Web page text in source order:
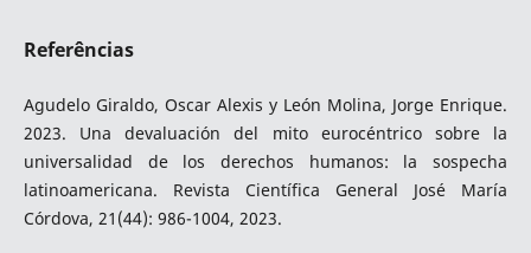
Referências
Agudelo Giraldo, Oscar Alexis y León Molina, Jorge Enrique.
2023. Una devaluación del mito eurocéntrico sobre la
universalidad de los derechos humanos: la sospecha
latinoamericana. Revista Científica General José María
Córdova, 21(44): 986-1004, 2023.